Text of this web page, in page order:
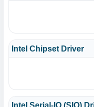
Intel Chipset Driver